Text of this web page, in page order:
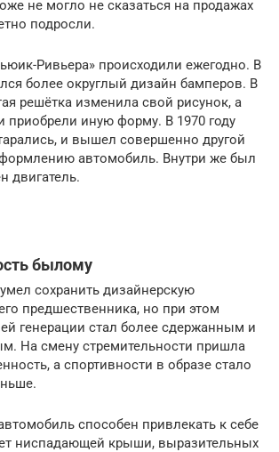
не могло не сказаться на продажах
подросли.
Ривьера» происходили ежегодно. В
более округлый дизайн бамперов. В
решётка изменила свой рисунок, а
приобрели иную форму. В 1970 году
и вышел совершенно другой
автомобиль. Внутри же был
двигатель.
былому
сохранить дизайнерскую
предшественника, но при этом
генерации стал более сдержанным и
На смену стремительности пришла
а спортивности в образе стало
способен привлекать к себе
ниспадающей крыши, выразительных